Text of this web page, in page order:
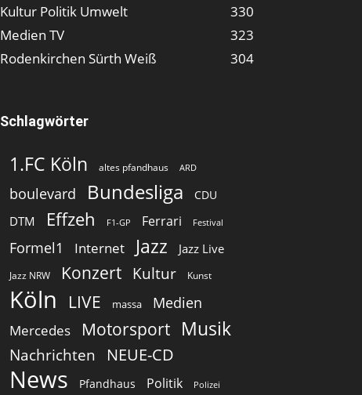
Kultur Politik Umwelt
330
Medien TV
323
Rodenkirchen Sürth Weiß
304
Schlagwörter
1.FC Köln altes pfandhaus ARD
boulevard Bundesliga CDU
DTM Effzeh F1-GP Ferrari Festival
Formel1 Internet Jazz Jazz Live
Jazz NRW Konzert Kultur Kunst
Köln LIVE massa Medien
Mercedes Motorsport Musik
Nachrichten NEUE-CD
News Pfandhaus Politik Polizei